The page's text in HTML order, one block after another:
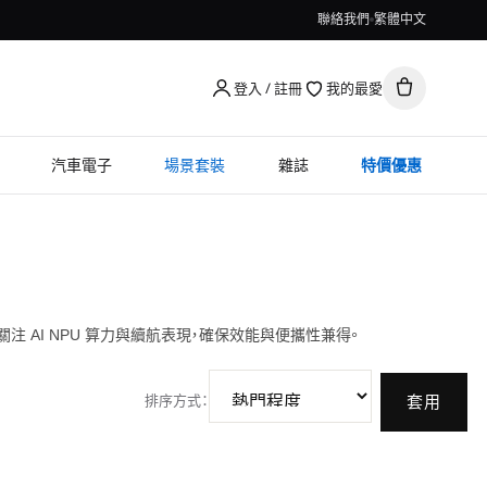
聯絡我們 繁體中文
登入 / 註冊 我的最愛
汽車電子 場景套裝 雜誌 特價優惠
AI NPU 算力與續航表現，確保效能與便攜性兼得。
排序方式： 套用